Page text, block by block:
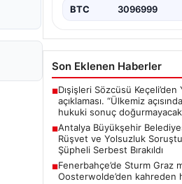
önemli gelişmeler yaşandı.
BTC 3096999
Son Eklenen Haberler
■Dışişleri Sözcüsü Keçeli’den
açıklaması. “Ülkemiz
hukuki sonuç
■Antalya Büyükşehir
Rüşvet ve Yolsuzluk
Şüpheli Serbest Bırakıldı
■Fenerbahçe’de Sturm Graz
Oosterwolde’den kahreden